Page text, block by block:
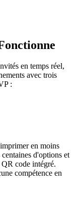
en temps réel,
avec trois
:
en moins
d'options et
code intégré.
compétence en